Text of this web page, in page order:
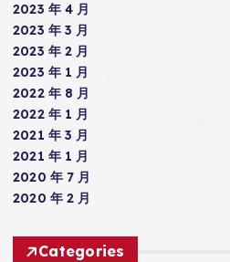
2023 年 4 月
2023 年 3 月
2023 年 2 月
2023 年 1 月
2022 年 8 月
2022 年 1 月
2021 年 3 月
2021 年 1 月
2020 年 7 月
2020 年 2 月
Categories